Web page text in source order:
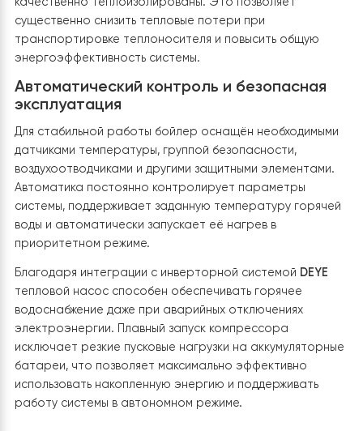
Высокоэффективный теплообменник
Бойлер оснащён увеличенным внутренним
теплообменником с большой площадью поверхности,
специально рассчитанным для работы с тепловыми
насосами. Благодаря этому теплоноситель
эффективно передаёт тепло воде, что позволяет